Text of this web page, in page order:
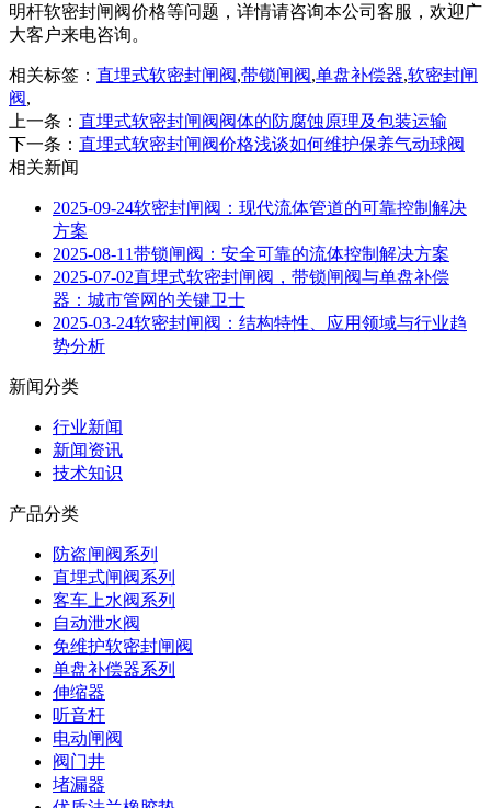
明杆软密封闸阀价格等问题，详情请咨询本公司客服，欢迎广
大客户来电咨询。
相关标签： 直埋式软密封闸阀,带锁闸阀,单盘补偿器,软密封闸
阀,
上一条： 直埋式软密封闸阀阀体的防腐蚀原理及包装运输
下一条： 直埋式软密封闸阀价格浅谈如何维护保养气动球阀
相关新闻
2025-09-24软密封闸阀：现代流体管道的可靠控制解决
方案
2025-08-11带锁闸阀：安全可靠的流体控制解决方案
2025-07-02直埋式软密封闸阀，带锁闸阀与单盘补偿
器：城市管网的关键卫士
2025-03-24软密封闸阀：结构特性、应用领域与行业趋
势分析
新闻分类
行业新闻
新闻资讯
技术知识
产品分类
防盗闸阀系列
直埋式闸阀系列
客车上水阀系列
自动泄水阀
免维护软密封闸阀
单盘补偿器系列
伸缩器
听音杆
电动闸阀
阀门井
堵漏器